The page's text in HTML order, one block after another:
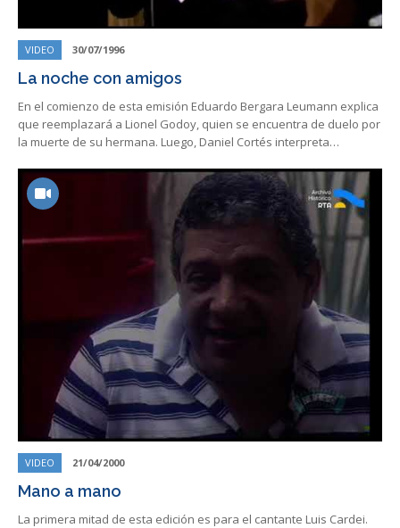
VIDEO 30/07/1996
La noche con amigos
En el comienzo de esta emisión Eduardo Bergara Leumann explica
que reemplazará a Lionel Godoy, quien se encuentra de duelo por
la muerte de su hermana. Luego, Daniel Cortés interpreta…
VIDEO 21/04/2000
Mano a mano
La primera mitad de esta edición es para el cantante Luis Cardei.